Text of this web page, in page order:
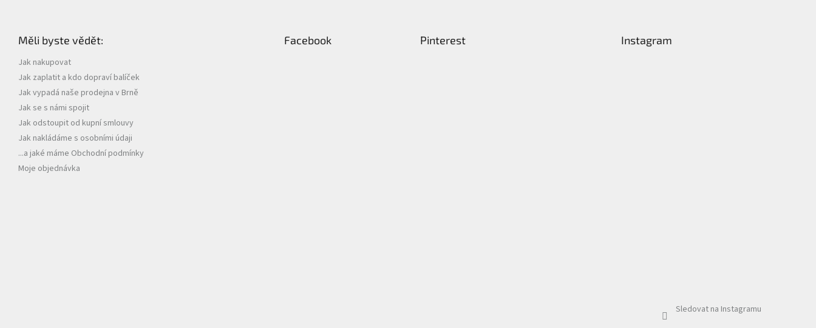
Měli byste vědět:
Jak nakupovat
Jak zaplatit a kdo dopraví balíček
Jak vypadá naše prodejna v Brně
Jak se s námi spojit
Jak odstoupit od kupní smlouvy
Jak nakládáme s osobními údaji
...a jaké máme Obchodní podmínky
Moje objednávka
Facebook Pinterest Instagram
Sledovat na Instagramu